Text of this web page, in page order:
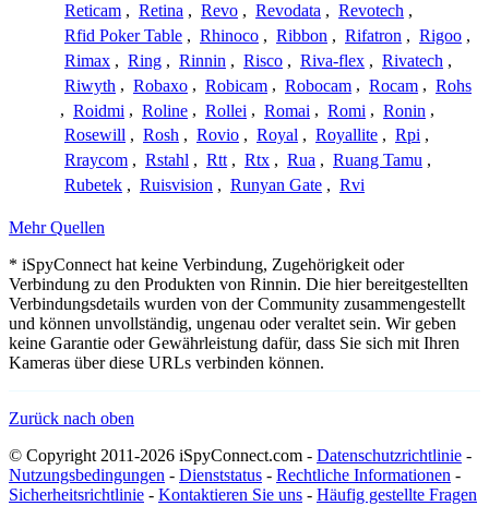
Reticam , Retina , Revo , Revodata , Revotech ,
Rfid Poker Table , Rhinoco , Ribbon , Rifatron , Rigoo ,
Rimax , Ring , Rinnin , Risco , Riva-flex , Rivatech ,
Riwyth , Robaxo , Robicam , Robocam , Rocam , Rohs
, Roidmi , Roline , Rollei , Romai , Romi , Ronin ,
Rosewill , Rosh , Rovio , Royal , Royallite , Rpi ,
Rraycom , Rstahl , Rtt , Rtx , Rua , Ruang Tamu ,
Rubetek , Ruisvision , Runyan Gate , Rvi
Mehr Quellen
* iSpyConnect hat keine Verbindung, Zugehörigkeit oder
Verbindung zu den Produkten von Rinnin. Die hier bereitgestellten
Verbindungsdetails wurden von der Community zusammengestellt
und können unvollständig, ungenau oder veraltet sein. Wir geben
keine Garantie oder Gewährleistung dafür, dass Sie sich mit Ihren
Kameras über diese URLs verbinden können.
Zurück nach oben
© Copyright 2011-2026 iSpyConnect.com - Datenschutzrichtlinie -
Nutzungsbedingungen - Dienststatus - Rechtliche Informationen -
Sicherheitsrichtlinie - Kontaktieren Sie uns - Häufig gestellte Fragen